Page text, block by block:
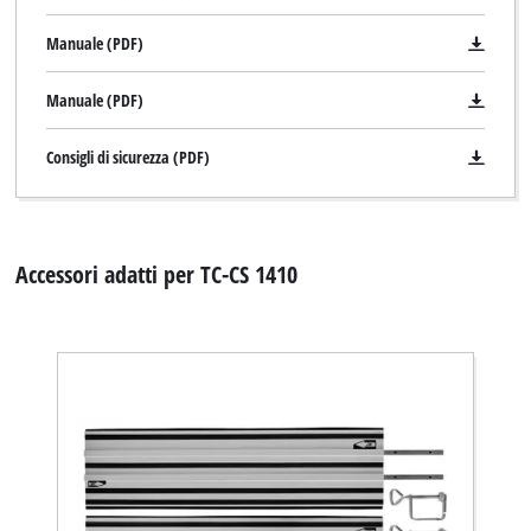
Manuale (PDF)
Manuale (PDF)
Consigli di sicurezza (PDF)
Accessori adatti per TC-CS 1410